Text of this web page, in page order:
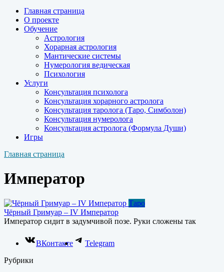
Главная страница
О проекте
Обучение
Астрология
Хорарная астрология
Мантические системы
Нумерология ведическая
Психология
Услуги
Консультация психолога
Консультация хорарного астролога
Консультация таролога (Таро, Симболон)
Консультация нумеролога
Консультация астролога (Формула Души)
Игры
Главная страница
Император
Таро
Чёрный Гримуар – IV Император
Император сидит в задумчивой позе. Руки сложены так
ВКонтакте
Telegram
Рубрики